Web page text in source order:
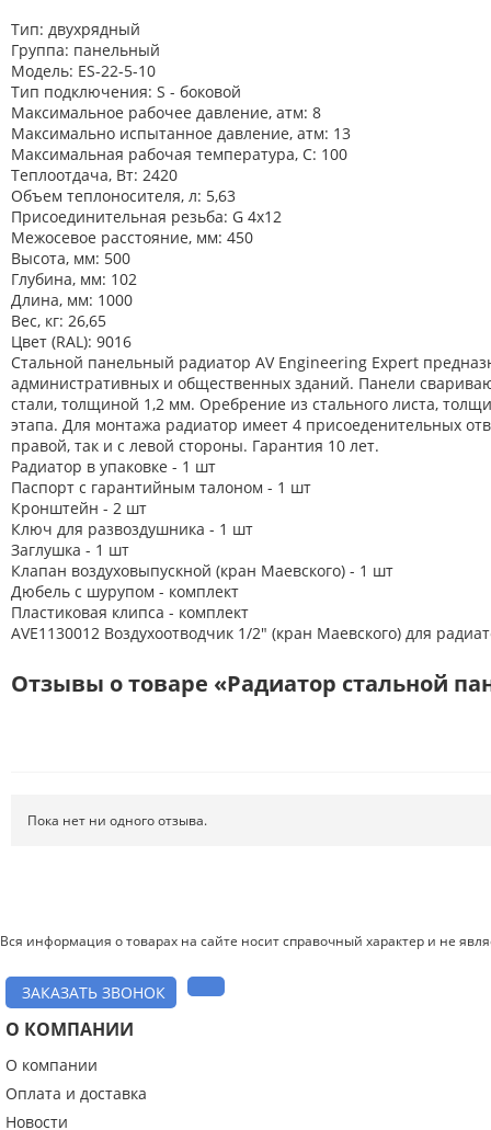
Тип: двухрядный
Группа: панельный
Модель: ES-22-5-10
Тип подключения: S - боковой
Максимальное рабочее давление, атм: 8
Максимально испытанное давление, атм: 13
Максимальная рабочая температура, C: 100
Теплоотдача, Вт: 2420
Объем теплоносителя, л: 5,63
Присоединительная резьба: G 4х12
Межосевое расстояние, мм: 450
Высота, мм: 500
Глубина, мм: 102
Длина, мм: 1000
Вес, кг: 26,65
Цвет (RAL): 9016
Стальной панельный радиатор AV Engineering Expert
административных и общественных зданий. Панели
стали, толщиной 1,2 мм. Оребрение из стального листа,
этапа. Для монтажа радиатор имеет 4 присоеденительных
правой, так и с левой стороны. Гарантия 10 лет.
Радиатор в упаковке - 1 шт
Паспорт с гарантийным талоном - 1 шт
Кронштейн - 2 шт
Ключ для развоздушника - 1 шт
Заглушка - 1 шт
Клапан воздуховыпускной (кран Маевского) - 1 шт
Дюбель с шурупом - комплект
Пластиковая клипса - комплект
AVE1130012 Воздухоотводчик 1/2" (кран Маевского) для
Отзывы о товаре «Радиатор стальной
Введите код с картинки:
Пока нет ни одного отзыва.
Вся информация о товарах на сайте носит справочный характер и не
ЗАКАЗАТЬ ЗВОНОК
О КОМПАНИИ
О компании
Оплата и доставка
Новости